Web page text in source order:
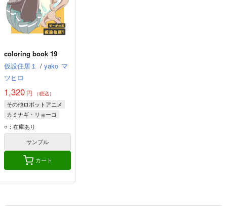
coloring book 19
仮設住居１ / yako マ
ツヒロ
1,320 円 （税込）
その他ロボットアニメ
カミナギ・リョーコ
ミナト
ミサキ・シズノ
○：在庫あり
サンプル
カート